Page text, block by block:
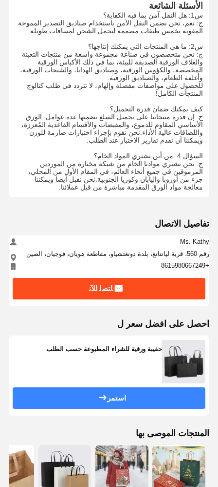
أكياس الورق sos
حقائب التجارة الإلكترونية
كيس الورق المقبض المسطح
المواد المستخدمة مرة واحدة في خدمات الطعام
حقائب الورق القاعية
لفة ورق حراري
أكياس غير منسوجة
الأسئلة الشائعة
س1: هل النقل آمن بما فيه الكفاية؟
ج: نعم، نحن نضمن النقل الآمن باستخدام صناديق التصدير المموجة
المقوية بخمس طبقات مصممة لتحمل الشحن لمسافات طويلة.
س2: ما هي المنتجات التي يمكنك إنتاجها؟
ج: نحن متخصصون في صناعة مجموعة واسعة من منتجات التعبئة
والغلاف الورقية الصديقة للبيئة، بما في ذلك الأكياس الورقية
المخصصة، والكؤوس الورقية، وصناديق الهدايا، والشنجات الورقية،
وأغلفة الطعام، والصناديق الورقية.
للحصول على مواصفات مفصلة وإلهام، لا تتردد في طلب كتالوج
المنتجات الكامل!
كيف يمكنك ضمان قدرة التحميل؟
ج: إن قدرة منتجاتنا على تحميل السلع تضمنها عدة عوامل: الورق
الأساسي المقاوم للدموع، والمقبضات والأقسام القاعدية المُعززة،
واللصاقات عالية الأداء.نحن نقوم بإجراء اختبارات صارمة للوزن
ويمكننا أن نقدم تقارير الاختبار عند الطلب.
السؤال 4: من أين تشتري المواد الخام؟
ج: نحن نشتري موادنا الخام من شبكة مختارة من الموردين
المرموقين في جميع أنحاء العالم، في المقام الأول من المحلي،
جزء من أوروبا واليابان وكوريا الجنوبية.نحن نقبل أيضا ويمكننا
معالجة مواد الورق المقدمة مباشرة من قبل عملائنا.
تفاصيل الاتصال
Ms. Kathy
رقم 560، قرية ليانتانغ، بلدة دونغتشياو، مقاطعة هويان، فوجيان، الصين
+8615980667249
ﺎﺘﺼﻟ ﺍﻶﻧ
احصل على افضل سعر ل
حقيبة ورقية للشراء المطبوعة حسب الطلب
استمر
المنتجات الموصى بها